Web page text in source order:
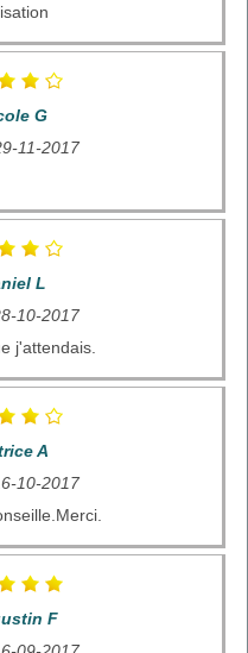
G
11-2017
L
10-2017
j'attendais.
A
10-2017
F